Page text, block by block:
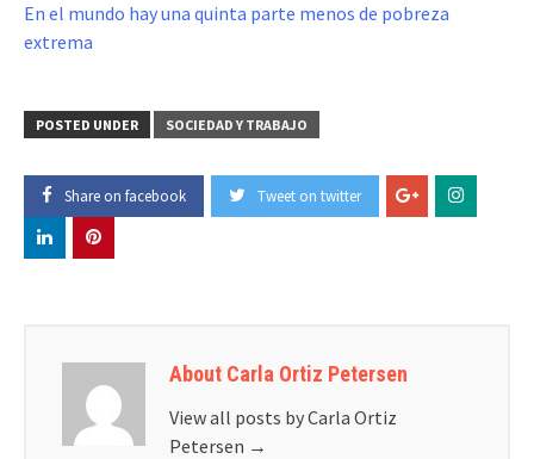
En el mundo hay una quinta parte menos de pobreza
extrema
POSTED UNDER SOCIEDAD Y TRABAJO
Share on facebook Tweet on twitter
About Carla Ortiz Petersen
View all posts by Carla Ortiz
Petersen →